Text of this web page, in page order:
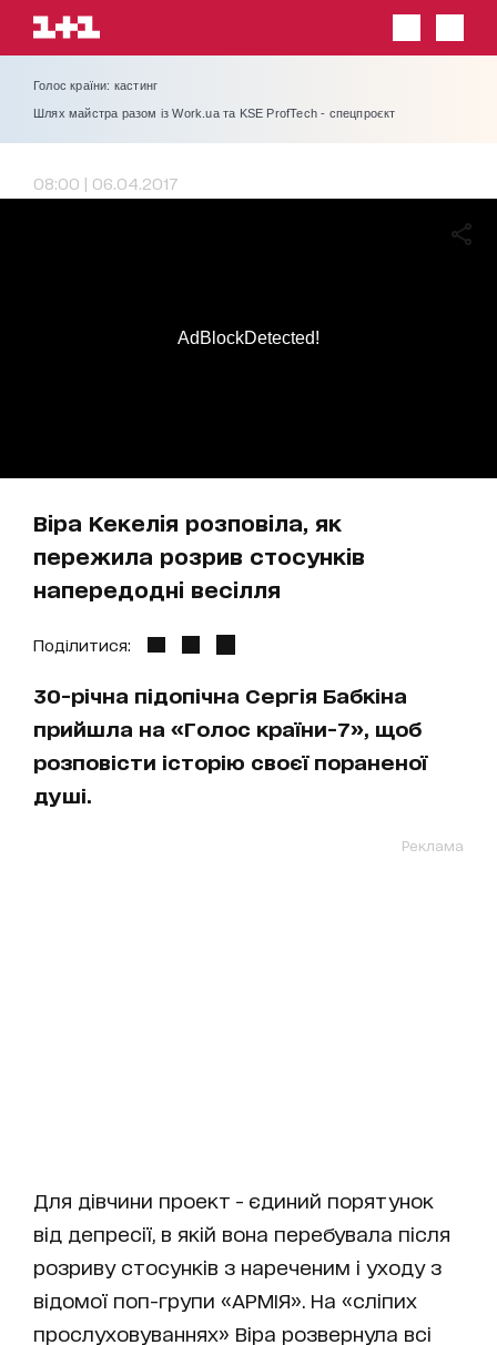
Голос країни: кастинг
Шлях майстра разом із Work.ua та KSE ProfTech - спецпроєкт
08:00 | 06.04.2017
Віра Кекелія розповіла, як
пережила розрив стосунків
напередодні весілля
AdBlockDetected!
Поділитися:
30-річна підопічна Сергія Бабкіна
прийшла на «Голос країни-7», щоб
розповісти історію своєї пораненої
душі.
Реклама
Для дівчини проект - єдиний порятунок
від депресії, в якій вона перебувала після
розриву стосунків з нареченим і уходу з
відомої поп-групи «АРМІЯ». На «сліпих
прослуховуваннях» Віра розвернула всі